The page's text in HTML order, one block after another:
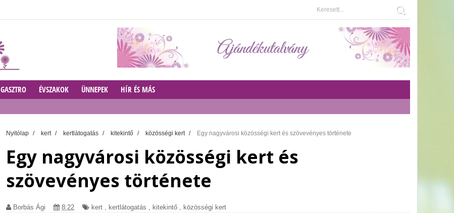
GASZTRO ÉVSZAKOK ÜNNEPEK HÍR ÉS MÁS
Nyitólap / kert / kertlátogatás / kitekintő / közösségi kert / Egy nagyvárosi közösségi kert és szövevényes története
Egy nagyvárosi közösségi kert és
szövevényes története
Borbás Ági 8:22 kert , kertlátogatás , kitekintő , közösségi kert